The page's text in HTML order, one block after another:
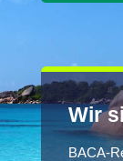
Wir
BACA-